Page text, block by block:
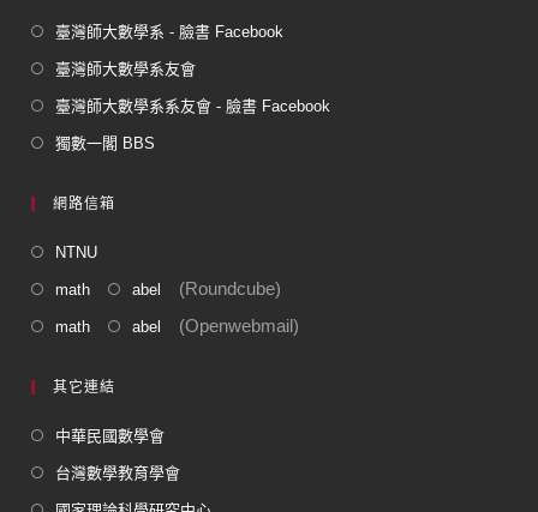
臺灣師大數學系 - 臉書 Facebook
臺灣師大數學系友會
臺灣師大數學系系友會 - 臉書 Facebook
獨數一閣 BBS
網路信箱
NTNU
math abel (Roundcube)
math abel (Openwebmail)
其它連結
中華民國數學會
台灣數學教育學會